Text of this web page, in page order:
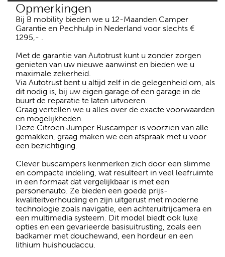
Opmerkingen
Bij B mobility bieden we u 12-Maanden Camper
Garantie en Pechhulp in Nederland voor slechts €
1295,- .
Met de garantie van Autotrust kunt u zonder zorgen
genieten van uw nieuwe aanwinst en bieden we u
maximale zekerheid.
Via Autotrust bent u altijd zelf in de gelegenheid om, als
dit nodig is, bij uw eigen garage of een garage in de
buurt de reparatie te laten uitvoeren.
Graag vertellen we u alles over de exacte voorwaarden
en mogelijkheden.
Deze Citroen Jumper Buscamper is voorzien van alle
gemakken, graag maken we een afspraak met u voor
een bezichtiging.
Clever buscampers kenmerken zich door een slimme
en compacte indeling, wat resulteert in veel leefruimte
in een formaat dat vergelijkbaar is met een
personenauto. Ze bieden een goede prijs-
kwaliteitverhouding en zijn uitgerust met moderne
technologie zoals navigatie, een achteruitrijcamera en
een multimedia systeem. Dit model biedt ook luxe
opties en een gevarieerde basisuitrusting, zoals een
badkamer met douchewand, een hordeur en een
lithium huishoudaccu.